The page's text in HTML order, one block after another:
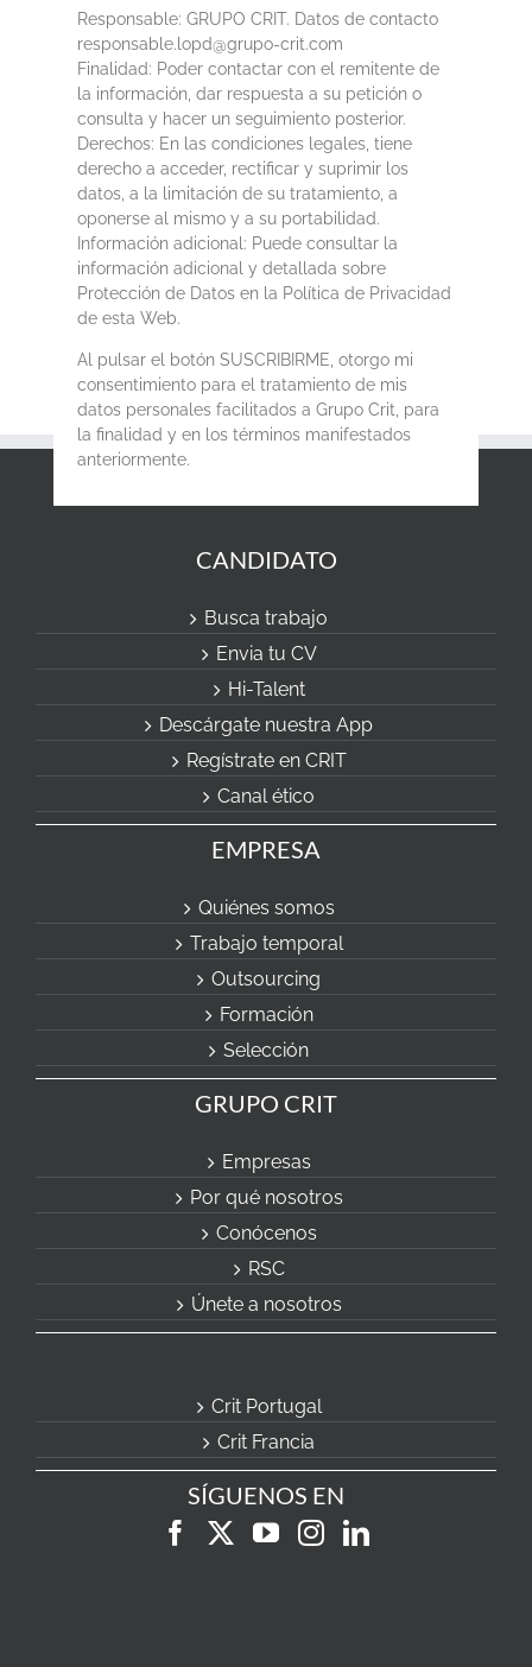
Responsable: GRUPO CRIT. Datos de contacto
responsable.lopd@grupo-crit.com
Finalidad: Poder contactar con el remitente de
la información, dar respuesta a su petición o
consulta y hacer un seguimiento posterior.
Derechos: En las condiciones legales, tiene
derecho a acceder, rectificar y suprimir los
datos, a la limitación de su tratamiento, a
oponerse al mismo y a su portabilidad.
Información adicional: Puede consultar la
información adicional y detallada sobre
Protección de Datos en la Política de Privacidad
de esta Web.
Al pulsar el botón SUSCRIBIRME, otorgo mi
consentimiento para el tratamiento de mis
datos personales facilitados a Grupo Crit, para
la finalidad y en los términos manifestados
anteriormente.
CANDIDATO
Busca trabajo
Envia tu CV
Hi-Talent
Descárgate nuestra App
Regístrate en CRIT
Canal ético
EMPRESA
Quiénes somos
Trabajo temporal
Outsourcing
Formación
Selección
GRUPO CRIT
Empresas
Por qué nosotros
Conócenos
RSC
Únete a nosotros
Crit Portugal
Crit Francia
SÍGUENOS EN